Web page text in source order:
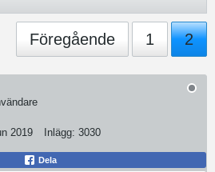
Föregående 1 2
2019 Inlägg: 3030
Dela